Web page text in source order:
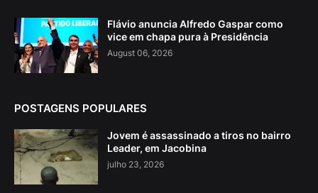
Flávio anuncia Alfredo Gaspar como
vice em chapa pura à Presidência
August 06, 2026
POSTAGENS POPULARES
Jovem é assassinado a tiros no bairro
Leader, em Jacobina
julho 23, 2026